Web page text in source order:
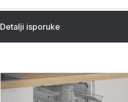
Detalji isporuke